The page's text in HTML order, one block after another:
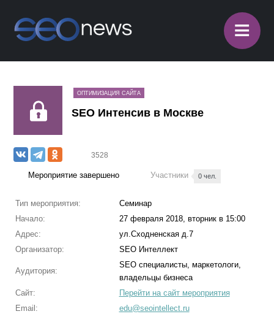
≡
ОПТИМИЗАЦИЯ САЙТА
SEO Интенсив в Москве
3528
Мероприятие завершено Участники 0 чел.
Тип мероприятия:
Семинар
Начало:
27 февраля 2018, вторник в 15:00
Адрес:
ул.Сходненская д.7
Организатор:
SEO Интеллект
Аудитория:
SEO специалисты, маркетологи,
владельцы бизнеса
Сайт:
Перейти на сайт мероприятия
Email:
edu@seointellect.ru